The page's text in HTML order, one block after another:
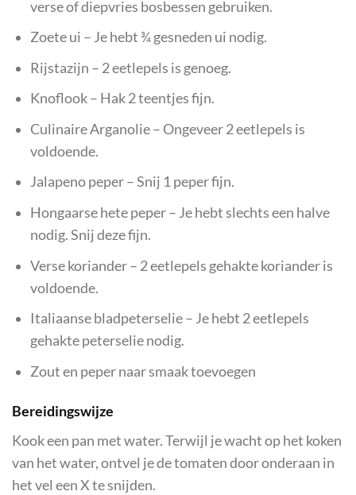
verse of diepvries bosbessen gebruiken.
Zoete ui – Je hebt ¾ gesneden ui nodig.
Rijstazijn – 2 eetlepels is genoeg.
Knoflook – Hak 2 teentjes fijn.
Culinaire Arganolie – Ongeveer 2 eetlepels is
voldoende.
Jalapeno peper – Snij 1 peper fijn.
Hongaarse hete peper – Je hebt slechts een halve
nodig. Snij deze fijn.
Verse koriander – 2 eetlepels gehakte koriander is
voldoende.
Italiaanse bladpeterselie – Je hebt 2 eetlepels
gehakte peterselie nodig.
Zout en peper naar smaak toevoegen
Bereidingswijze
Kook een pan met water. Terwijl je wacht op het koken
van het water, ontvel je de tomaten door onderaan in
het vel een X te snijden.